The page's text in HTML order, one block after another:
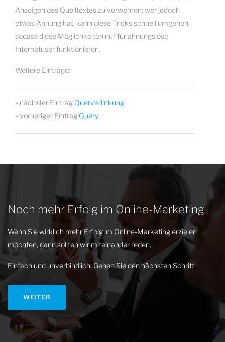
Anzeigen des Quelltextes zu verwehren; wer jedoch
etwas Ahnung hat, kann diese Tricks schnell umgehen,
sodass diese Möglichkeiten nur für ahnungslose
Internetuser funktionieren.
Weitere Einträge:
» nächster Eintrag Querverlinkung
» vorheriger Eintrag Query
Noch mehr Erfolg im Online-Marketing
Wenn Sie wirklich mehr Erfolg im Online-Marketing erzielen
möchten, dann sollten wir miteinander reden.
Einfach und unverbindlich. Gehen Sie den nächsten Schritt.
WEITER